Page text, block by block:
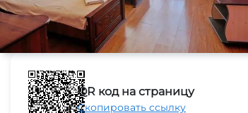
QR код на страницу
Скопировать ссылку